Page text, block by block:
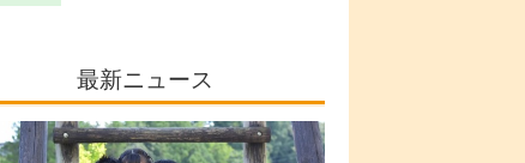
最新ニュース